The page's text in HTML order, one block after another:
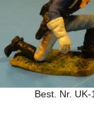
Best. Nr. UK-